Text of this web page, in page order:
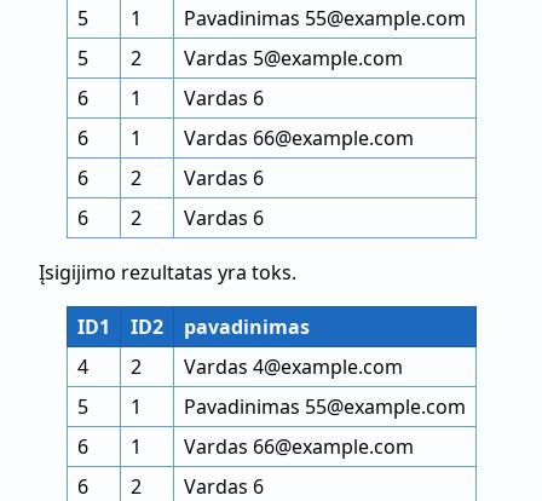
5 1
Pavadinimas 55@example.com
5
2
Vardas 5@example.com
6
1
Vardas 6
6
1
Vardas 66@example.com
6
2
Vardas 6
6
2 Vardas 6
Įsigijimo rezultatas yra toks.
ID1 ID2
pavadinimas
4
2
Vardas 4@example.com
5
1
Pavadinimas 55@example.com
6
1
Vardas 66@example.com
6
2 Vardas 6